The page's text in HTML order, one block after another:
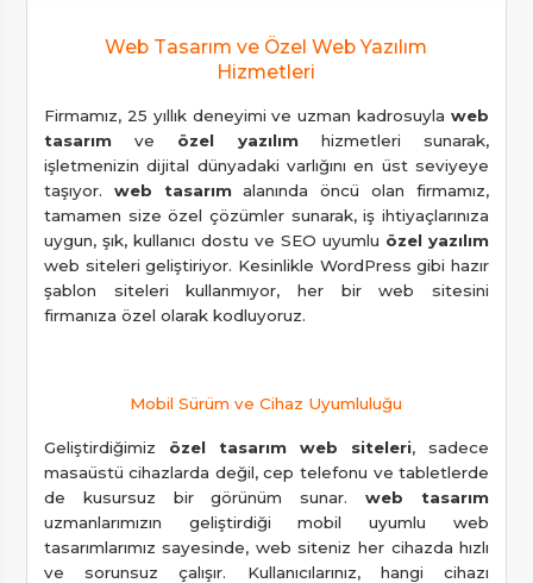
Web Tasarım ve Özel Web Yazılım
Hizmetleri
Firmamız, 25 yıllık deneyimi ve uzman kadrosuylaweb
tasarımve özel yazılımhizmetleri sunarak,
işletmenizin dijital dünyadaki varlığını en üst seviyeye
taşıyor. web tasarımalanında öncü olan firmamız,
tamamen size özel çözümler sunarak, iş ihtiyaçlarınıza
uygun, şık, kullanıcı dostu ve SEO uyumlu özel yazılım
web siteleri geliştiriyor. Kesinlikle WordPress gibi hazır
şablon siteleri kullanmıyor, her bir web sitesini
firmanıza özel olarak kodluyoruz.
Mobil Sürüm ve Cihaz Uyumluluğu
Geliştirdiğimiz özel tasarım web siteleri, sadece
masaüstü cihazlarda değil, cep telefonu ve tabletlerde
de kusursuz bir görünüm sunar.web tasarım
uzmanlarımızın geliştirdiği mobil uyumlu web
tasarımlarımız sayesinde, web siteniz her cihazda hızlı
ve sorunsuz çalışır. Kullanıcılarınız, hangi cihazı